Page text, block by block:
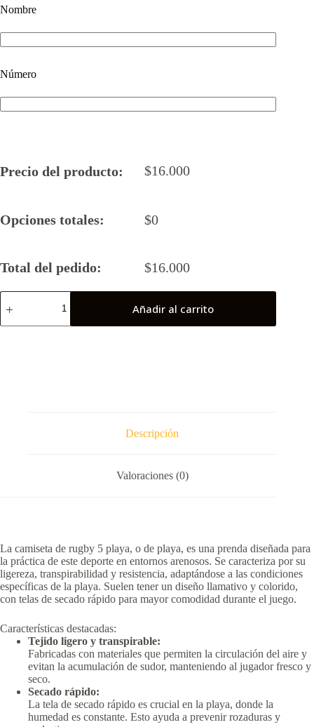
Nombre
Número
Precio del producto: $16.000
Opciones totales: $0
Total del pedido: $16.000
Camiseta
Rugby
Añadir al carrito
Descripción
Valoraciones (0)
La camiseta de rugby 5 playa, o de playa, es una prenda diseñada para
la práctica de este deporte en entornos arenosos. Se caracteriza por su
ligereza, transpirabilidad y resistencia, adaptándose a las condiciones
específicas de la playa. Suelen tener un diseño llamativo y colorido,
con telas de secado rápido para mayor comodidad durante el juego.
Características destacadas:
Tejido ligero y transpirable:
Fabricadas con materiales que permiten la circulación del aire y
evitan la acumulación de sudor, manteniendo al jugador fresco y
seco.
Secado rápido:
La tela de secado rápido es crucial en la playa, donde la
humedad es constante. Esto ayuda a prevenir rozaduras y